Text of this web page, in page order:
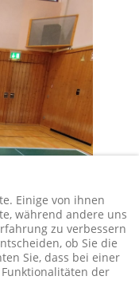
Einige von ihnen
während andere uns
zu verbessern
ob Sie die
Sie, dass bei einer
der